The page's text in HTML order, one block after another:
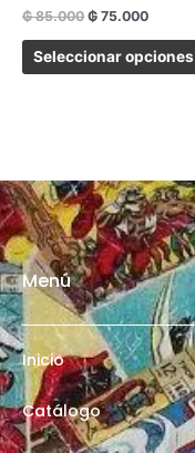
₲85.000 ₲ 75.000
Seleccionar opciones
Menú
Inicio
Catálogo